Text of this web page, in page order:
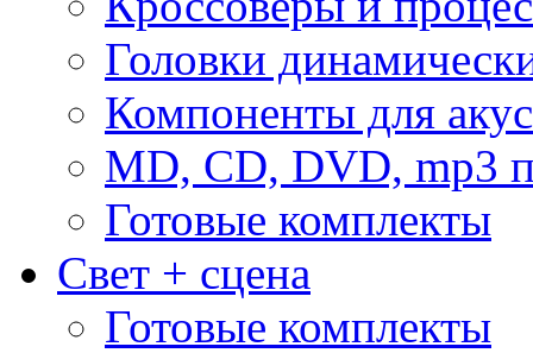
Головки
Компоненты для
MD, CD, DVD, mp3
Готовые комплекты
Свет + сцена
Готовые комплекты